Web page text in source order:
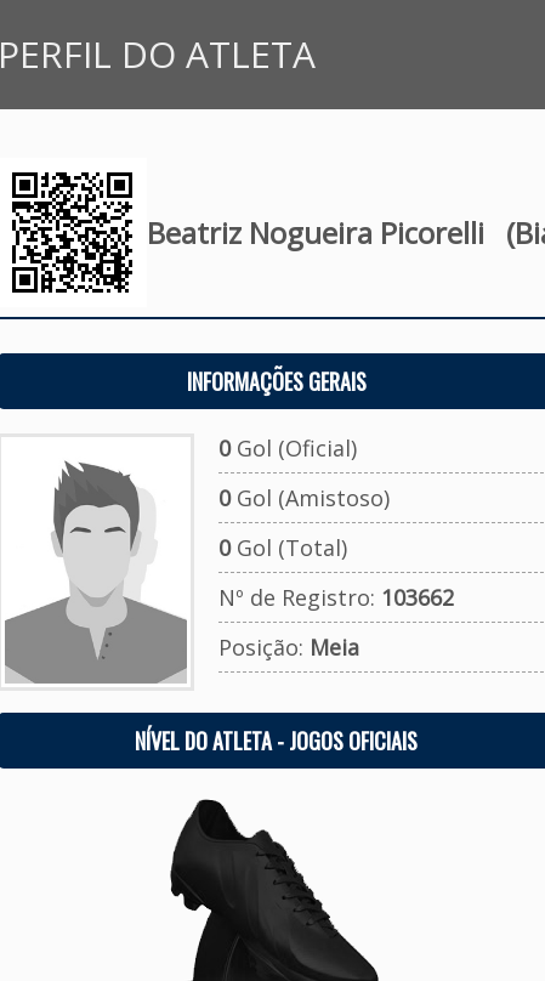
PERFIL DO ATLETA
Beatriz Nogueira Picorelli
INFORMAÇÕES GERAIS
0Gol (Oficial)
0Gol (Amistoso)
0Gol (Total)
Nº de Registro: 103662
Posição: Meia
NÍVEL DO ATLETA - JOGOS OFICIAIS